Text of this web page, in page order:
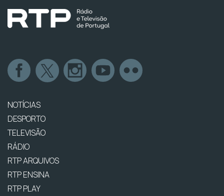
NOTÍCIAS
DESPORTO
TELEVISÃO
RÁDIO
RTP ARQUIVOS
RTP ENSINA
RTP PLAY